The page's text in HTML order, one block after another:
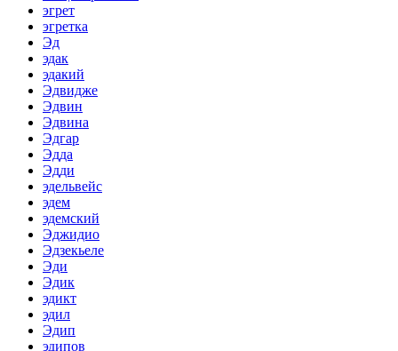
эгрет
эгретка
Эд
эдак
эдакий
Эдвидже
Эдвин
Эдвина
Эдгар
Эдда
Эдди
эдельвейс
эдем
эдемский
Эджидио
Эдзекьеле
Эди
Эдик
эдикт
эдил
Эдип
эдипов